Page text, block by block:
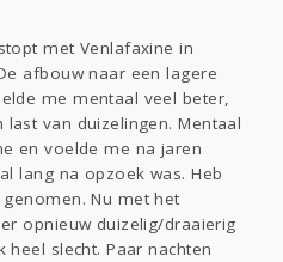
Doen
met Venlafaxine in
afbouw naar een lagere
me mentaal veel beter,
van duizelingen. Mentaal
en voelde me na jaren
lang na opzoek was. Heb
Nu met het
opnieuw duizelig/draaierig
slecht. Paar nachten